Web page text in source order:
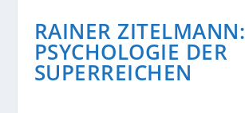
RAINER ZITELMANN:
PSYCHOLOGIE DER
SUPERREICHEN